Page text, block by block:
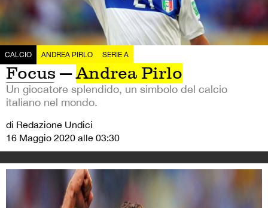
CALCIO ANDREA PIRLO SERIE A
Focus —Andrea Pirlo
Un giocatore splendido, un simbolo del calcio
italiano nel mondo.
di Redazione Undici
16 Maggio 2020 alle 03:30